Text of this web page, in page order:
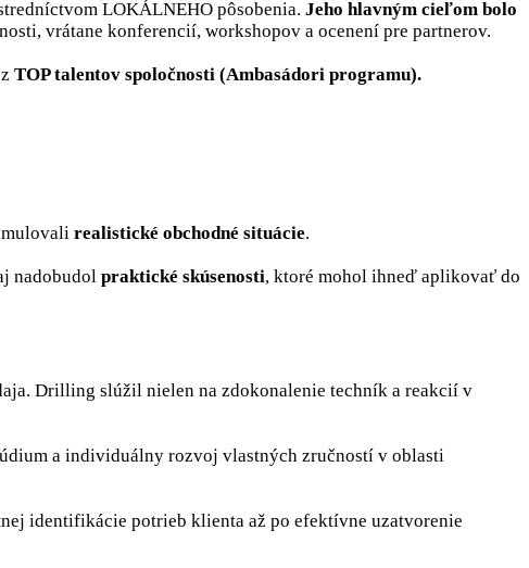
LOKÁLNEHO pôsobenia. Jeho hlavným cieľom bolo
vrátane konferencií, workshopov a ocenení pre partnerov.
TOP talentov spoločnosti (Ambasádori programu).
realistické obchodné situácie.
nadobudol praktické skúsenosti, ktoré mohol ihneď aplikovať do
Drilling slúžil nielen na zdokonalenie techník a reakcií v
a individuálny rozvoj vlastných zručností v oblasti
identifikácie potrieb klienta až po efektívne uzatvorenie